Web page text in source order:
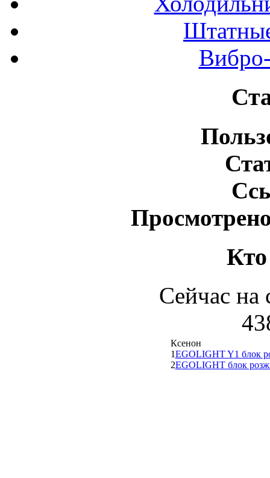
Кто
Сейчас на
Ксенон
1EGOLIGHT Y1 блок
2EGOLIGHT блок